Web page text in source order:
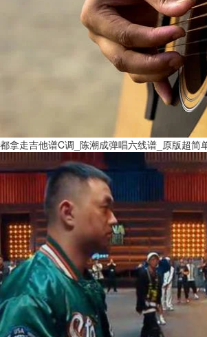
都拿走吉他谱C调_陈潮成弹唱六线谱_原版超简